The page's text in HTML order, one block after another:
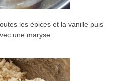
les épices et la vanille puis
une maryse.